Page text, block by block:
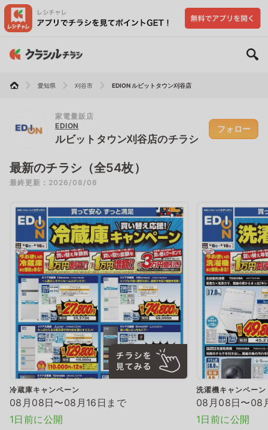
愛知県 刈谷市 EDION ルビットタウン刈谷店
家電量販店
EDION
ルビットタウン刈谷店のチラシ
フォロー
最新のチラシ（全54枚）
最終更新：2026/08/08
冷蔵庫キャンペーン
08月08日〜08月16日まで
1日前に公開
洗濯機キャンペーン
08月08日〜08
1日前に公開